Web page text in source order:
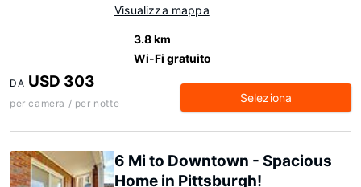
Visualizza mappa
3.8 km
Wi-Fi gratuito
DA USD 303
per camera / per notte Seleziona
6 Mi to Downtown - Spacious
Home in Pittsburgh!